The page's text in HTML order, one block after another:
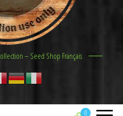
– Seed Shop Français
0